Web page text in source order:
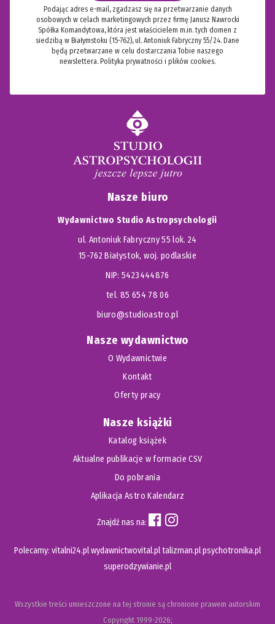
Podając adres e-mail, zgadzasz się na przetwarzanie danych
osobowych w celach marketingowych przez firmę Janusz Nawrocki
Spółka Komandytowa, która jest właścicielem m.in. tych domen z
siedzibą w Białymstoku (15-762), ul. Antoniuk Fabryczny 55/24. Dane
będą przetwarzane w celu dostarczania Tobie naszego
newslettera. Polityka prywatności i plików cookies.
Nasze biuro
Wydawnictwo Studio Astropsychologii
ul. Antoniuk Fabryczny 55 lok. 24
15-762 Białystok, woj. podlaskie
NIP: 5423444876
tel. 85 654 78 06
biuro@studioastro.pl
Nasze wydawnictwo
O Wydawnictwie
Kontakt
Oferty pracy
Nasze książki
Katalog książek
Aktualne publikacje w formacie CSV
Do pobrania
Aplikacja Astro Kalendarz
Znajdź nas na:
Polecamy: vitalni24.plwydawnictwovital.pltalizman.plpsychotronika.pl
superodzywianie.pl
Wszystkie treści umieszczone na tej stronie są chronione prawem autorskim
Copyright1999-2026;